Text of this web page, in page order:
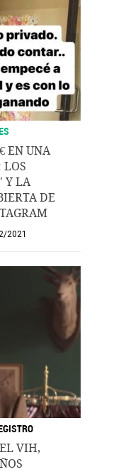
EN UNA
LOS
Y LA
DE
2021
VIH,